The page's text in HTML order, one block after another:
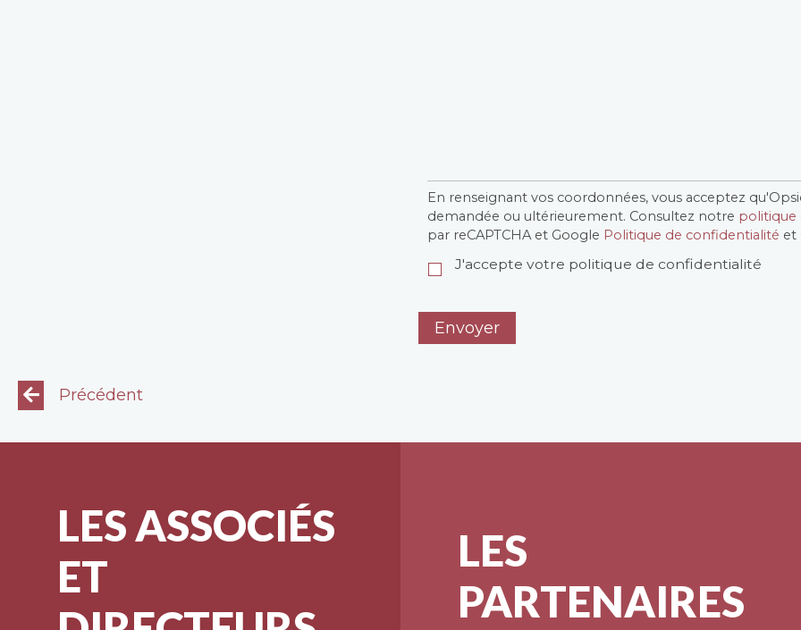
Confidentialité *
En renseignant vos coordonnées, vous acceptez
demandée ou ultérieurement. Consultez notre politique
par reCAPTCHA et Google Politique de confidentialité et
J'accepte votre politique de confidentialité
Précédent
LES ASSOCIÉS
ET
LES
PARTENAIRES